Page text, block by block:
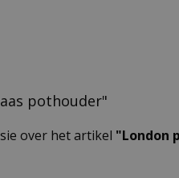
pothouder"
over het artikel "London